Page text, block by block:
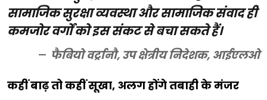
सामाजिक सुरक्षा व्यवस्था और सामाजिक संवाद ही
कमजोर वर्गों को इस संकट से बचा सकते हैं।
फैबियो वर्ट्रानौ, उप क्षेत्रीय निदेशक, आईएलओ
कहीं बाढ़ तो कहीं सूखा, अलग होंगे तबाही के मंजर